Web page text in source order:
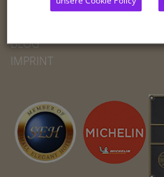
BUSINESS
BLOG
IMPRINT